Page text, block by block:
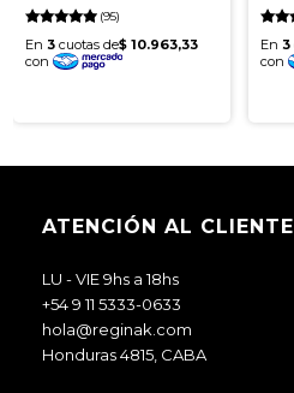
(95)
ATENCIÓN AL CLIENTE
LU - VIE 9hs a 18hs
+54 9 11 5333-0633
hola@reginak.com
Honduras 4815, CABA